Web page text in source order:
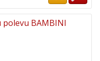
BAMBINI